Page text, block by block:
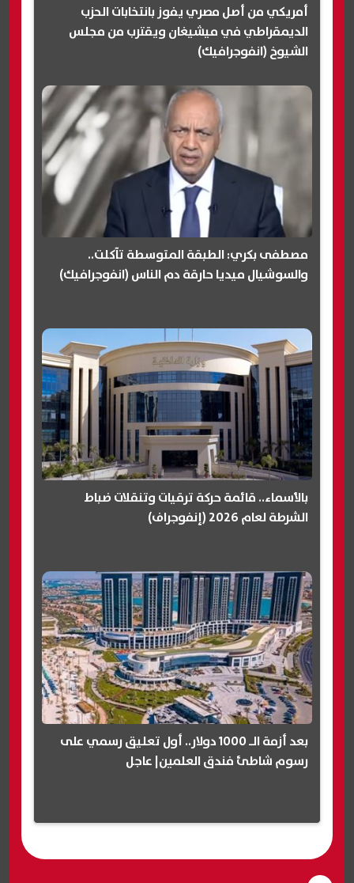
أمريكي من أصل مصري يفوز بانتخابات الحزب
الديمقراطي في ميشيغان ويقترب من مجلس
الشيوخ (انفوجرافيك)
مصطفى بكري: الطبقة المتوسطة تآكلت..
والسوشيال ميديا حارقة دم الناس (انفوجرافيك)
بالأسماء.. قائمة حركة ترقيات وتنقلات ضباط
الشرطة لعام 2026 (إنفوجراف)
بعد أزمة الـ 1000 دولار.. أول تعليق رسمي على
رسوم شاطئ فندق العلمين| عاجل